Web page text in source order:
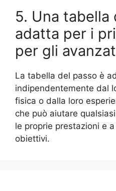
5. Una tabella
adatta per i
per gli
La tabella del passo è
indipendentemente dal
fisica o dalla loro
che può aiutare
le proprie prestazioni e
obiettivi.